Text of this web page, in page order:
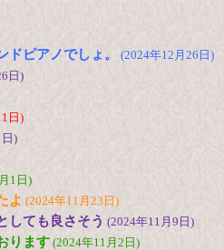
ピアノでしょ。 (2024年12月26日)
日)
日)
)
1日)
よ (2024年11月23日)
しても良さそう (2024年11月9日)
ります (2024年11月2日)